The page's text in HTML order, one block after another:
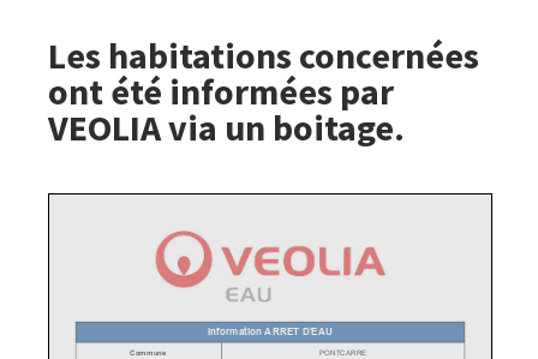
Les habitations concernées
ont été informées par
VEOLIA via un boitage.